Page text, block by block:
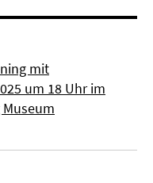
mit
um 18 Uhr im